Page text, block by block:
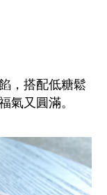
，搭配低糖鬆
氣又圓滿。